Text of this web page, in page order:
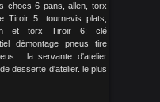
chocs 6 pans, allen, torx
Tiroir 5: tournevis plats,
et torx Tiroir 6: clé
démontage pneus tire
la servante d'atelier
desserte d'atelier. le plus